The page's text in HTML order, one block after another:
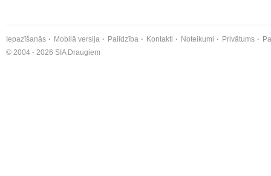
Iepazīšanās Mobilā versija Palīdzība Kontakti Noteikumi Privātums
© 2004 - 2026 SIA Draugiem